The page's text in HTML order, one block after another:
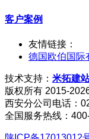
客户案例
友情链接：
德国欧伯国际
技术支持： 米拓建
版权所有 2015-
西安分公司电话：
全国服务热线：